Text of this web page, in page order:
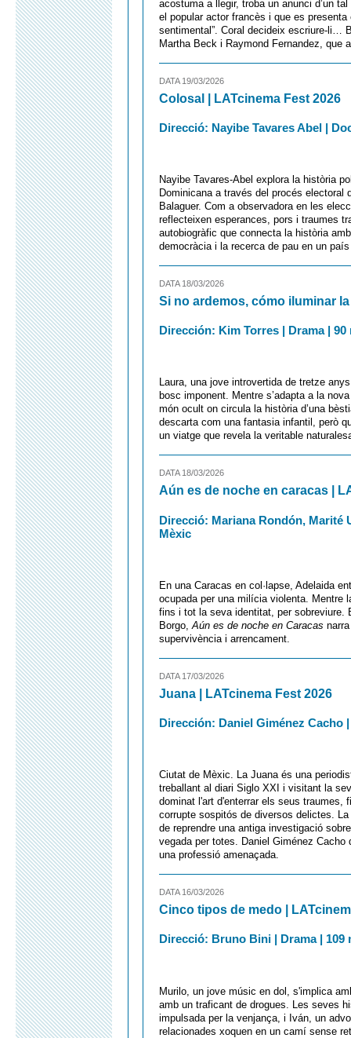
acostuma a llegir, troba un anunci d’un
el popular actor francès i que es presenta
sentimental”. Coral decideix escriure-li…
Martha Beck i Raymond Fernandez, que
DATA 19/03/2026
Colosal | LATcinema Fest 2026
Direcció: Nayibe Tavares Abel |
Nayibe Tavares-Abel explora la història
Dominicana a través del procés
Balaguer. Com a observadora en les
reflecteixen esperances, pors i traumes
autobiogràfic que connecta la història
democràcia i la recerca de pau en un
DATA 18/03/2026
Si no ardemos, cómo iluminar
Dirección: Kim Torres | Drama |
Laura, una jove introvertida de tretze
bosc imponent. Mentre s’adapta a la
món ocult on circula la història d’una
descarta com una fantasia infantil, però
un viatge que revela la veritable
DATA 18/03/2026
Aún es de noche en caracas |
Direcció: Mariana Rondón, Marité
Mèxic
En una Caracas en col·lapse, Adelaida
ocupada per una milícia violenta. Mentre
fins i tot la seva identitat, per sobreviure.
Borgo, Aún es de noche en Caracas
supervivència i arrencament.
DATA 17/03/2026
Juana | LATcinema Fest 2026
Dirección: Daniel Giménez Cacho
Ciutat de Mèxic. La Juana és una
treballant al diari Siglo XXI i visitant la
dominat l'art d'enterrar els seus traumes,
corrupte sospitós de diversos delictes.
de reprendre una antiga investigació
vegada per totes. Daniel Giménez
una professió amenaçada.
DATA 16/03/2026
Cinco tipos de medo |
Direcció: Bruno Bini | Drama | 109
Murilo, un jove músic en dol, s'implica
amb un traficant de drogues. Les seves
impulsada per la venjança, i Iván, un
relacionades xoquen en un camí sense